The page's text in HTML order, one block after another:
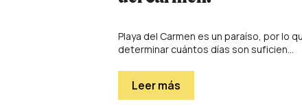
Playa del Carmen es un paraíso, por lo
determinar cuántos días son suficien...
Leer más